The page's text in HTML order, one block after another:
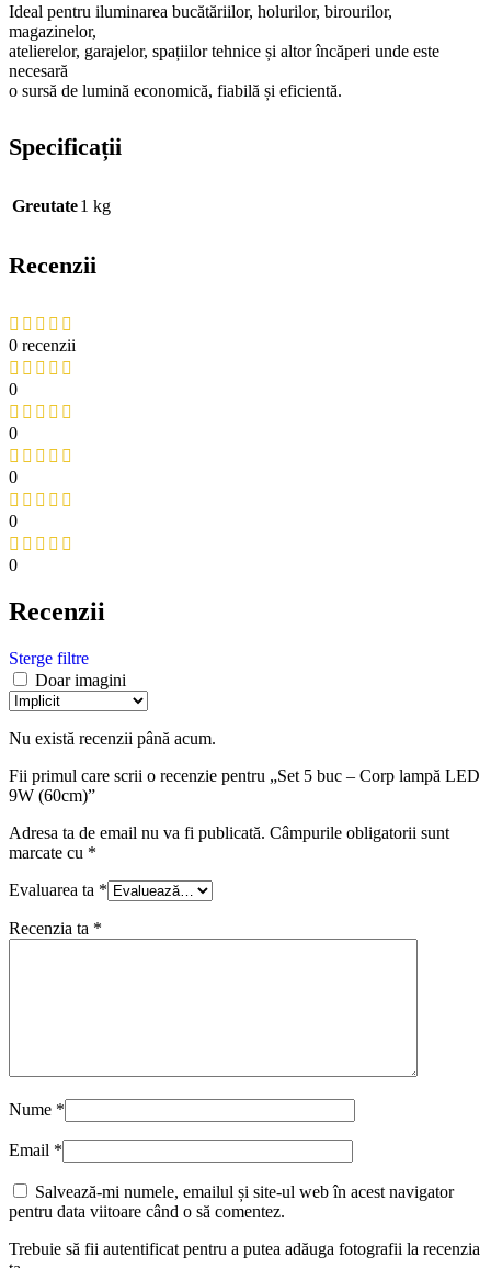
Ideal pentru iluminarea bucătăriilor, holurilor, birourilor,
magazinelor,
atelierelor, garajelor, spațiilor tehnice și altor încăperi unde este
necesară
o sursă de lumină economică, fiabilă și eficientă.
Specificații
Greutate1 kg
Recenzii
0 recenzii
0
0
0
0
0
Recenzii
Sterge filtre
Doar imagini
Nu există recenzii până acum.
Fii primul care scrii o recenzie pentru „Set 5 buc – Corp lampă LED
9W (60cm)”
Adresa ta de email nu va fi publicată. Câmpurile obligatorii sunt
marcate cu *
Evaluarea ta *
Recenzia ta *
Nume *
Email *
Salvează-mi numele, emailul și site-ul web în acest navigator
pentru data viitoare când o să comentez.
Trebuie să fii autentificat pentru a putea adăuga fotografii la recenzia